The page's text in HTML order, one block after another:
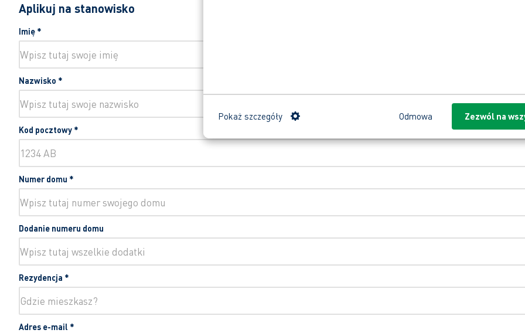
Pokaż szczegóły Odmowa Zezwól na
Aplikuj na stanowisko
Imię *
Nazwisko *
Kod pocztowy *
Numer domu *
Dodanie numeru domu
Rezydencja *
Adres e-mail *